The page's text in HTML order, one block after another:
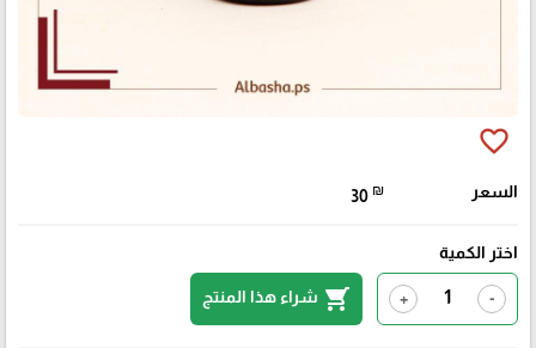
favorite_border
السعر 30 ₪
اختر الكمية
-
+
shopping_cart شراء هذا المنتج